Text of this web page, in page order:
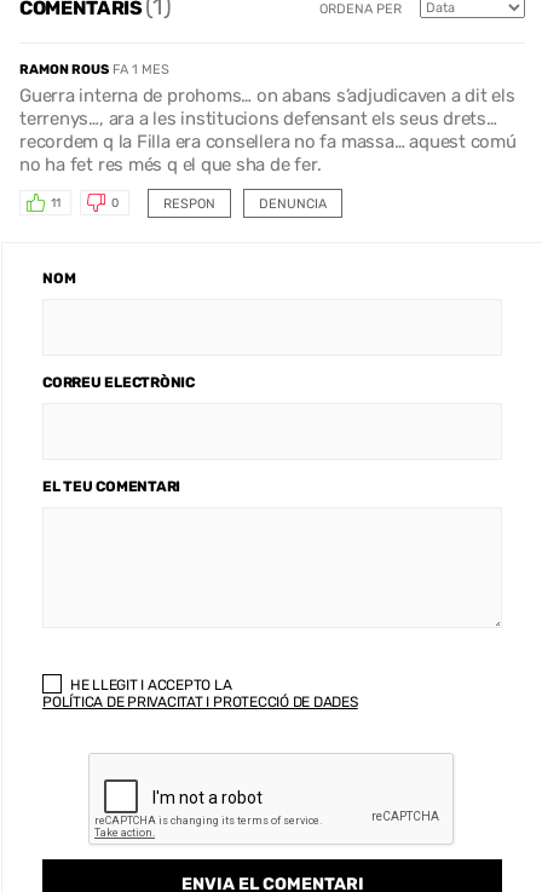
COMENTARIS(1) ORDENA PER
RAMON ROUS FA 1 MES
Guerra interna de prohoms… on abans s’adjudicaven a dit els
terrenys…, ara a les institucions defensant els seus drets…
recordem q la Filla era consellera no fa massa… aquest comú
no ha fet res més q el que sha de fer.
RESPON
11 0 DENUNCIA
NOM
CORREU ELECTRÒNIC
EL TEU COMENTARI
HE LLEGIT I ACCEPTO LA
POLÍTICA DE PRIVACITAT I PROTECCIÓ DE DADES